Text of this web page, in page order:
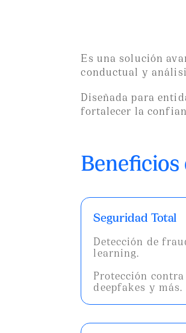
Es una solución
conductual y
Diseñada para
fortalecer la
Beneficios
Seguridad Total
Detección de
learning.
Protección
deepfakes y más.